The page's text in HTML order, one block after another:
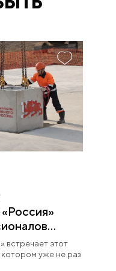
встречает этот
котором уже не раз